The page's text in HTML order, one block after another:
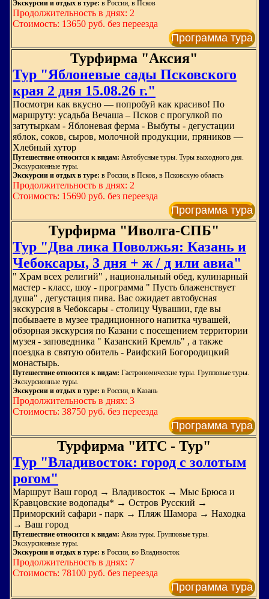
Экскурсии и отдых в туре: в России, в Псков
Продолжительность в днях: 2
Стоимость: 13650 руб. без переезда
Программа тура
Турфирма "Аксия"
Тур "Яблоневые сады Псковского
края 2 дня 15.08.26 г."
Посмотри как вкусно — попробуй как красиво! По
маршруту: усадьба Вечаша – Псков с прогулкой по
затутыркам - Яблоневая ферма - Выбуты - дегустации
яблок, соков, сыров, молочной продукции, пряников —
Хлебный хутор
Путешествие относится к видам: Автобусные туры. Туры выходного дня.
Экскурсионные туры.
Экскурсии и отдых в туре: в России, в Псков, в Псковскую область
Продолжительность в днях: 2
Стоимость: 15690 руб. без переезда
Программа тура
Турфирма "Иволга-СПБ"
Тур "Два лика Поволжья: Казань и
Чебоксары, 3 дня + ж / д или авиа"
" Храм всех религий" , национальный обед, кулинарный
мастер - класс, шоу - программа " Пусть блаженствует
душа" , дегустация пива. Вас ожидает автобусная
экскурсия в Чебоксары - столицу Чувашии, где вы
побываете в музее традиционного напитка чувашей,
обзорная экскурсия по Казани с посещением территории
музея - заповедника " Казанский Кремль" , а также
поездка в святую обитель - Раифский Богородицкий
монастырь.
Путешествие относится к видам: Гастрономические туры. Групповые туры.
Экскурсионные туры.
Экскурсии и отдых в туре: в России, в Казань
Продолжительность в днях: 3
Стоимость: 38750 руб. без переезда
Программа тура
Турфирма "ИТС - Тур"
Тур "Владивосток: город с золотым
рогом"
Маршрут Ваш город → Владивосток → Мыс Брюса и
Кравцовские водопады* → Остров Русский →
Приморский сафари - парк → Пляж Шамора → Находка
→ Ваш город
Путешествие относится к видам: Авиа туры. Групповые туры.
Экскурсионные туры.
Экскурсии и отдых в туре: в России, во Владивосток
Продолжительность в днях: 7
Стоимость: 78100 руб. без переезда
Программа тура